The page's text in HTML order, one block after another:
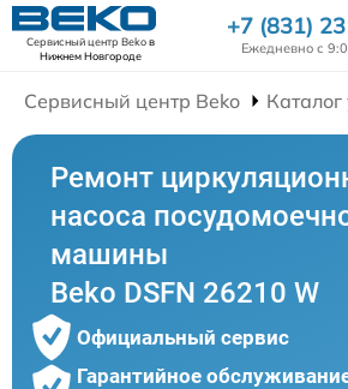
Сервисный центр Bekoв
Нижнем Новгороде
+7 (831)
Ежедневно с
Сервисный центр Beko Каталог
Ремонт
насоса
машины
Beko DSFN 26210 W
Официальный сервис
Гарантийное